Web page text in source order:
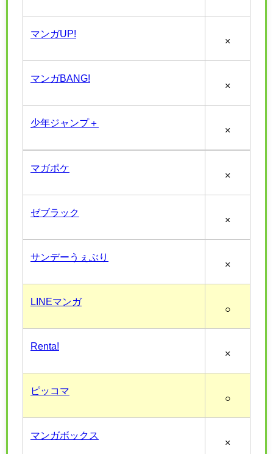
マンガUP!
×
マンガBANG!
×
少年ジャンプ＋
×
マガポケ
×
ゼブラック
×
サンデーうぇぶり
×
LINEマンガ
○
Renta!
×
ピッコマ
○
マンガボックス
×